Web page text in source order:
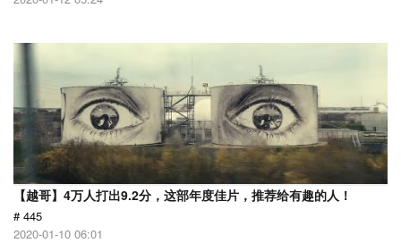
【越哥】4万人打出9.2分，这部年度佳片，推荐给有趣的人！
# 445
2020-01-10 06:01